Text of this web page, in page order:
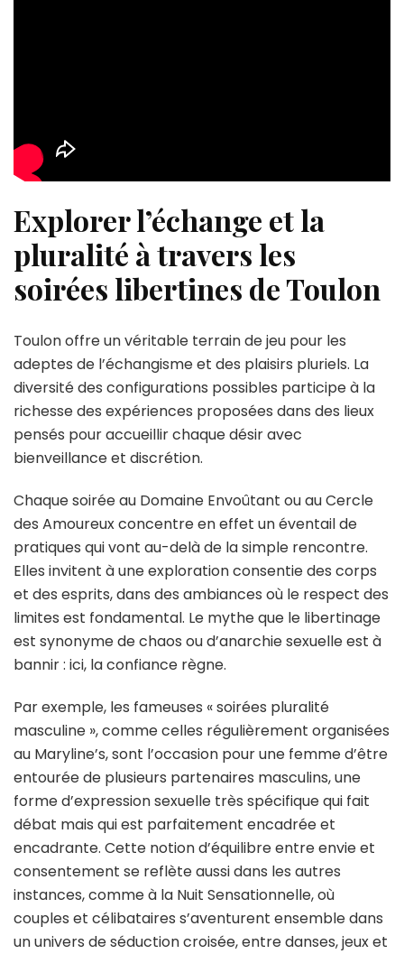
Explorer l’échange et la
pluralité à travers les
soirées libertines de Toulon
Toulon offre un véritable terrain de jeu pour les
adeptes de l’échangisme et des plaisirs pluriels. La
diversité des configurations possibles participe à la
richesse des expériences proposées dans des lieux
pensés pour accueillir chaque désir avec
bienveillance et discrétion.
Chaque soirée au Domaine Envoûtant ou au Cercle
des Amoureux concentre en effet un éventail de
pratiques qui vont au-delà de la simple rencontre.
Elles invitent à une exploration consentie des corps
et des esprits, dans des ambiances où le respect des
limites est fondamental. Le mythe que le libertinage
est synonyme de chaos ou d’anarchie sexuelle est à
bannir : ici, la confiance règne.
Par exemple, les fameuses « soirées pluralité
masculine », comme celles régulièrement organisées
au Maryline’s, sont l’occasion pour une femme d’être
entourée de plusieurs partenaires masculins, une
forme d’expression sexuelle très spécifique qui fait
débat mais qui est parfaitement encadrée et
encadrante. Cette notion d’équilibre entre envie et
consentement se reflète aussi dans les autres
instances, comme à la Nuit Sensationnelle, où
couples et célibataires s’aventurent ensemble dans
un univers de séduction croisée, entre danses, jeux et